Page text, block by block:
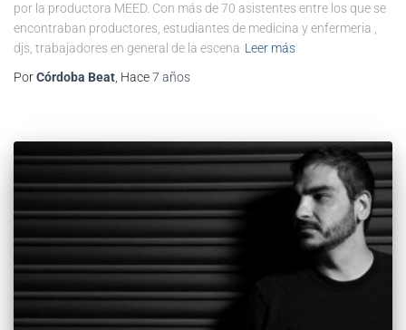
por la productora MEED. Con más de 70 asistentes entre los que se
encontraban productores, estudiantes de medicina y enfermeria ,
djs, trabajadores en general de la escena Leer más
PorCórdoba Beat, Hace7 años